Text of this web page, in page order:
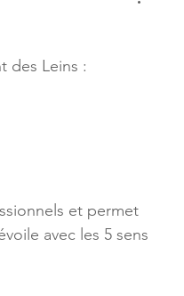
des Leins :
et permet
avec les 5 sens